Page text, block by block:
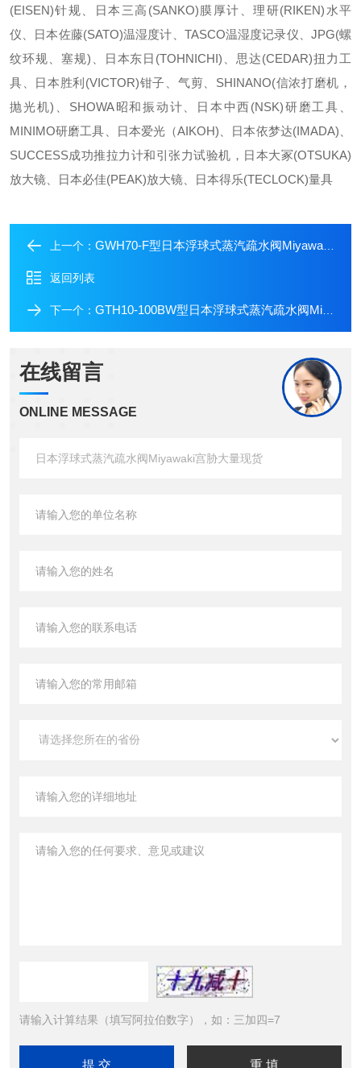
(EISEN)针规、日本三高(SANKO)膜厚计、理研(RIKEN)水平
仪、日本佐藤(SATO)温湿度计、TASCO温湿度记录仪、JPG(螺
纹环规、塞规)、日本东日(TOHNICHI)、思达(CEDAR)扭力工
具、日本胜利(VICTOR)钳子、气剪、SHINANO(信浓打磨机，
抛光机)、SHOWA昭和振动计、日本中西(NSK)研磨工具、
MINIMO研磨工具、日本爱光（AIKOH)、日本依梦达(IMADA)、
SUCCESS成功推拉力计和引张力试验机，日本大冢(OTSUKA)
放大镜、日本必佳(PEAK)放大镜、日本得乐(TECLOCK)量具
上一个： GWH70-F型日本浮球式蒸汽疏水阀Miyawaki宫胁大量现货
返回列表
下一个： GTH10-100BW型日本浮球式蒸汽疏水阀Miyawaki宫胁大量现货
在线留言
ONLINE MESSAGE
请输入计算结果（填写阿拉伯数字），如：三加四=7